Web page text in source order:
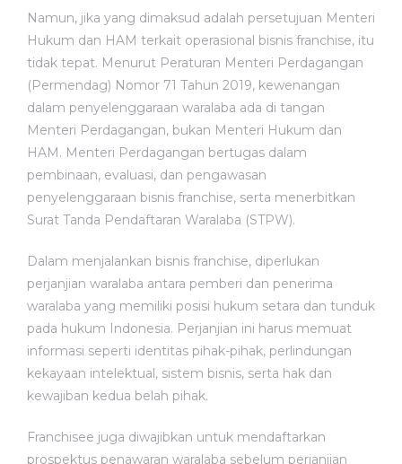
Namun, jika yang dimaksud adalah persetujuan Menteri
Hukum dan HAM terkait operasional bisnis franchise, itu
tidak tepat. Menurut Peraturan Menteri Perdagangan
(Permendag) Nomor 71 Tahun 2019, kewenangan
dalam penyelenggaraan waralaba ada di tangan
Menteri Perdagangan, bukan Menteri Hukum dan
HAM. Menteri Perdagangan bertugas dalam
pembinaan, evaluasi, dan pengawasan
penyelenggaraan bisnis franchise, serta menerbitkan
Surat Tanda Pendaftaran Waralaba (STPW).
Dalam menjalankan bisnis franchise, diperlukan
perjanjian waralaba antara pemberi dan penerima
waralaba yang memiliki posisi hukum setara dan tunduk
pada hukum Indonesia. Perjanjian ini harus memuat
informasi seperti identitas pihak-pihak, perlindungan
kekayaan intelektual, sistem bisnis, serta hak dan
kewajiban kedua belah pihak.
Franchisee juga diwajibkan untuk mendaftarkan
prospektus penawaran waralaba sebelum perjanjian